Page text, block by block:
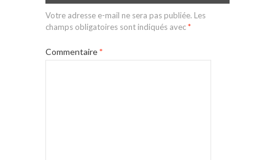
Votre adresse e-mail ne sera pas publiée. Les
champs obligatoires sont indiqués avec*
Commentaire*